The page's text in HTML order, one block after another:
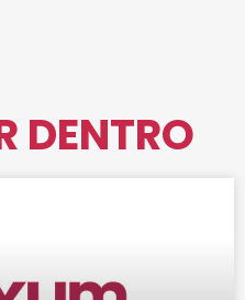
DENTRO